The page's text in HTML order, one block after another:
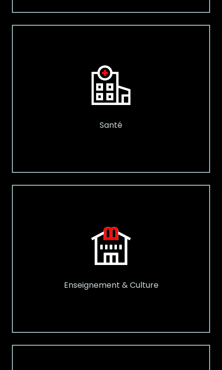
Santé
Enseignement & Culture